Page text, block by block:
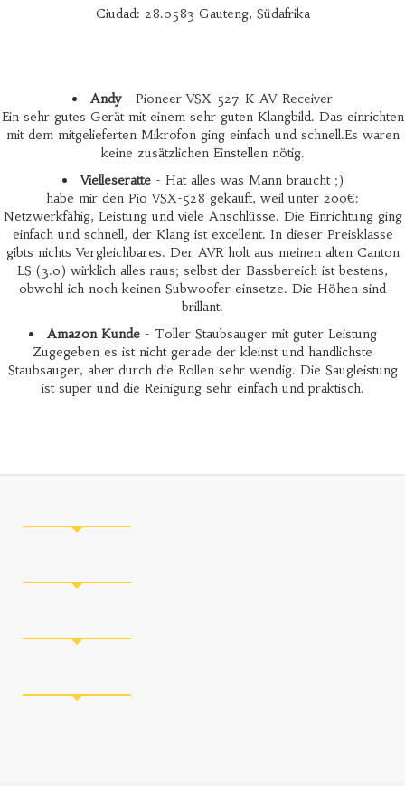
Ciudad: 28.0583 Gauteng, Südafrika
Andy- Pioneer VSX-527-K AV-Receiver
Ein sehr gutes Gerät mit einem sehr guten Klangbild. Das einrichten
mit dem mitgelieferten Mikrofon ging einfach und schnell.Es waren
keine zusätzlichen Einstellen nötig.
Vielleseratte- Hat alles was Mann braucht ;)
habe mir den Pio VSX-528 gekauft, weil unter 200€:
Netzwerkfähig, Leistung und viele Anschlüsse. Die Einrichtung ging
einfach und schnell, der Klang ist excellent. In dieser Preisklasse
gibts nichts Vergleichbares. Der AVR holt aus meinen alten Canton
LS (3.0) wirklich alles raus; selbst der Bassbereich ist bestens,
obwohl ich noch keinen Subwoofer einsetze. Die Höhen sind
brillant.
Amazon Kunde- Toller Staubsauger mit guter Leistung
Zugegeben es ist nicht gerade der kleinst und handlichste
Staubsauger, aber durch die Rollen sehr wendig. Die Saugleistung
ist super und die Reinigung sehr einfach und praktisch.